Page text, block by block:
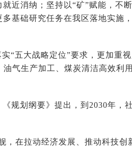
近消纳；坚持以“矿”赋能，不
基础研究任务在我区落地实施
“五大战略定位”要求，更加重
气生产加工、煤炭清洁高效利
规划纲要》提出，到2030年，
，在拉动经济发展、推动科技创